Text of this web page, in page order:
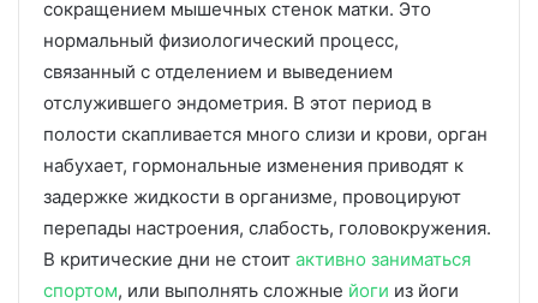
сокращением мышечных стенок матки. Это
нормальный физиологический процесс,
связанный с отделением и выведением
отслужившего эндометрия. В этот период в
полости скапливается много слизи и крови, орган
набухает, гормональные изменения приводят к
задержке жидкости в организме, провоцируют
перепады настроения, слабость, головокружения.
В критические дни не стоит активно заниматься
спортом, или выполнять сложные йоги из йоги